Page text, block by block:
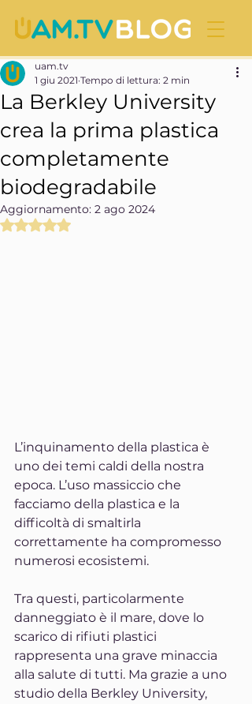
La Berkley University
crea la prima plastica
completamente
biodegradabile
uam.tv
1 giu 2021 Tempo di lettura: 2 min
Aggiornamento: 2 ago 2024
Valutazione NaN stelle su 5.
L’inquinamento della plastica è
uno dei temi caldi della nostra
epoca. L’uso massiccio che
facciamo della plastica e la
difficoltà di smaltirla
correttamente ha compromesso
numerosi ecosistemi.
Tra questi, particolarmente
danneggiato è il mare, dove lo
scarico di rifiuti plastici
rappresenta una grave minaccia
alla salute di tutti. Ma grazie a uno
studio della Berkley University,